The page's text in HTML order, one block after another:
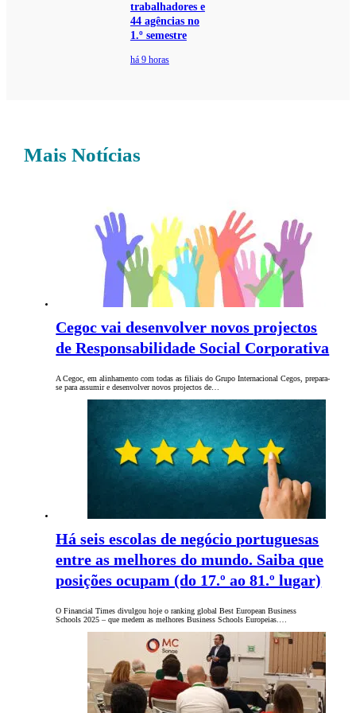
trabalhadores e
44 agências no
1.º semestre
há 9 horas
Mais Notícias
Cegoc vai desenvolver novos projectos
de Responsabilidade Social Corporativa
A Cegoc, em alinhamento com todas as filiais do Grupo Internacional Cegos, prepara-
se para assumir e desenvolver novos projectos de…
Há seis escolas de negócio portuguesas
entre as melhores do mundo. Saiba que
posições ocupam (do 17.º ao 81.º lugar)
O Financial Times divulgou hoje o ranking global Best European Business
Schools 2025 – que medem as melhores Business Schools Europeias.…